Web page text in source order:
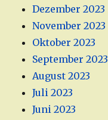
Dezember 2023
November 2023
Oktober 2023
September 2023
August 2023
Juli 2023
Juni 2023